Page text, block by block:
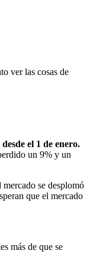
ver las cosas de
el 1 de enero.
un 9% y un
se desplomó
que el mercado
más de que se